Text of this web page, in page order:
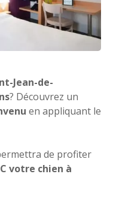
Jean-de-
? Découvrez un
en appliquant le
de profiter
votre chien à